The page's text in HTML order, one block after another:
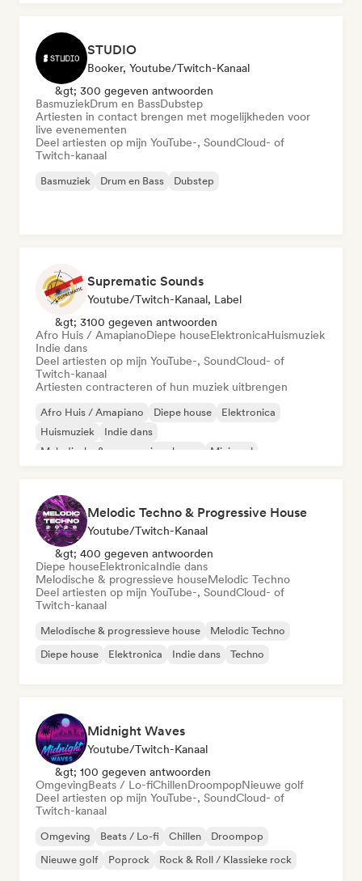
STUDIO
Booker, Youtube/Twitch-Kanaal
&gt; 300 gegeven antwoorden
BasmuziekDrum en BassDubstep
Artiesten in contact brengen met mogelijkheden voor
live evenementen
Deel artiesten op mijn YouTube-, SoundCloud- of
Twitch-kanaal
Basmuziek Drum en Bass Dubstep
Suprematic Sounds
Youtube/Twitch-Kanaal, Label
&gt; 3100 gegeven antwoorden
Afro Huis / AmapianoDiepe houseElektronicaHuismuziek
Indie dans
Deel artiesten op mijn YouTube-, SoundCloud- of
Twitch-kanaal
Artiesten contracteren of hun muziek uitbrengen
Afro Huis / Amapiano Diepe house
Elektronica
Huismuziek
Indie dans
Melodische & progressieve house
Minimaal
Melodic Techno & Progressive House
Youtube/Twitch-Kanaal
&gt; 400 gegeven antwoorden
Diepe houseElektronicaIndie dans
Melodische & progressieve houseMelodic Techno
Deel artiesten op mijn YouTube-, SoundCloud- of
Twitch-kanaal
Melodische & progressieve house
Melodic Techno
Diepe house
Elektronica Indie dans Techno
Midnight Waves
Youtube/Twitch-Kanaal
&gt; 100 gegeven antwoorden
OmgevingBeats / Lo-fiChillenDroompopNieuwe golf
Deel artiesten op mijn YouTube-, SoundCloud- of
Twitch-kanaal
Omgeving Beats / Lo-fi Chillen
Droompop
Nieuwe golf
Poprock Rock & Roll / Klassieke rock